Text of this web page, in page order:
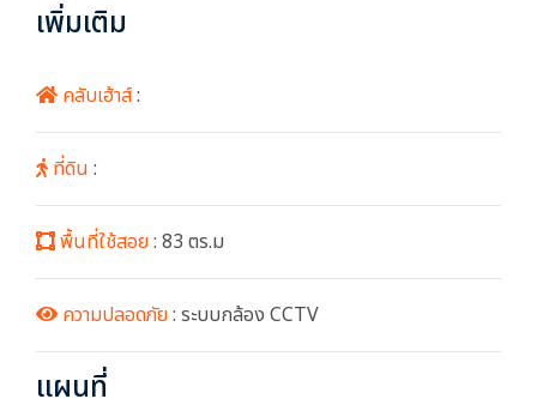
เพิ่มเติม
คลับเฮ้าส์:
ที่ดิน :
พื้นที่ใช้สอย: 83 ตร.ม
ความปลอดภัย: ระบบกล้อง CCTV
แผนที่